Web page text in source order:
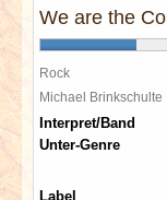
We are the
Rock
Michael Brinkschulte
Interpret/Band
Unter-Genre
Label